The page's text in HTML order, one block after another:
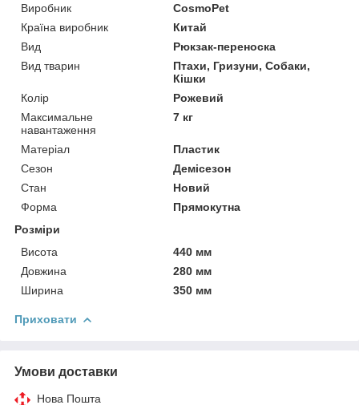
Виробник
CosmoPet
Країна виробник
Китай
Вид
Рюкзак-переноска
Вид тварин
Птахи, Гризуни, Собаки,
Кішки
Колір
Рожевий
Максимальне
навантаження
7 кг
Матеріал
Пластик
Сезон
Демісезон
Стан
Новий
Форма
Прямокутна
Розміри
Висота
440 мм
Довжина
280 мм
Ширина
350 мм
Приховати
Умови доставки
Нова Пошта